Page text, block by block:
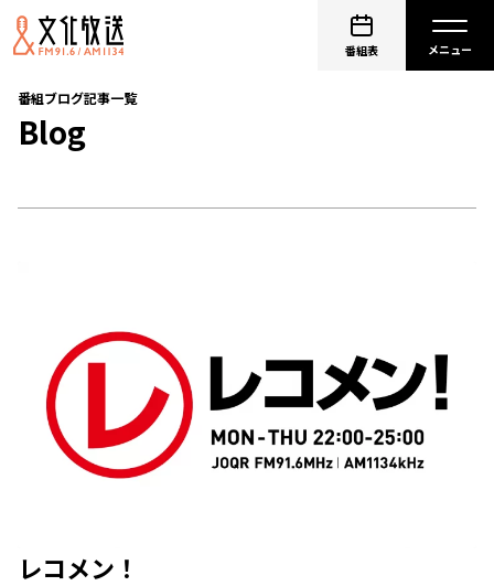
番組表
番組ブログ記事一覧
Blog
レコメン！